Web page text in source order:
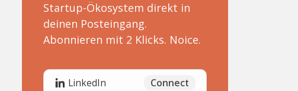
Startup-Ökosystem direkt in
deinen Posteingang.
Abonnieren mit 2 Klicks. Noice.
LinkedIn Connect